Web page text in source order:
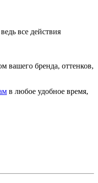
все действия
вашего бренда, оттенков,
в любое удобное время,